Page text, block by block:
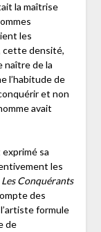
la maîtrise
les
cette densité,
naître de la
l’habitude de
et non
avait
sa
les
Les Conquérants
des
formule
de